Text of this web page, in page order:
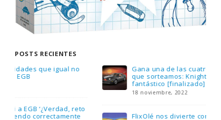
POSTS RECIENTES
Gana una de las cuatro unidades de PLAYMOBIL
que sorteamos: Knight Rider – El coche
fantástico [finalizado]
FlixOlé nos divierte con su colección de